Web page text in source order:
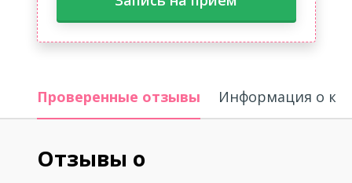
Проверенные отзывы Информация о
Отзывы о